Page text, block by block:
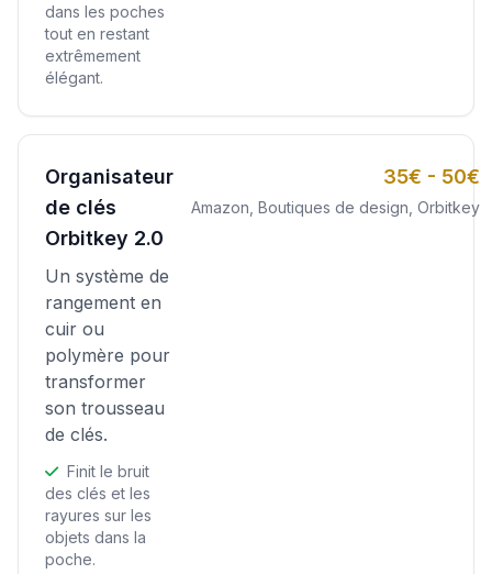
dans les poches
tout en restant
extrêmement
élégant.
Organisateur
de clés
Orbitkey 2.0
Un système de
rangement en
cuir ou
polymère pour
transformer
son trousseau
de clés.
Finit le bruit
des clés et les
rayures sur les
objets dans la
poche.
35€ - 50€
Amazon, Boutiques de design, Orbitkey